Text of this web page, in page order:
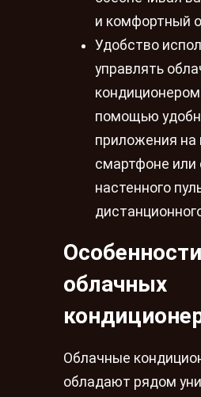
и комфортный
Удобство
управлять
помощью
приложения
смартфоне
настенного
Особенности
облачных
Облачные
обладают рядом